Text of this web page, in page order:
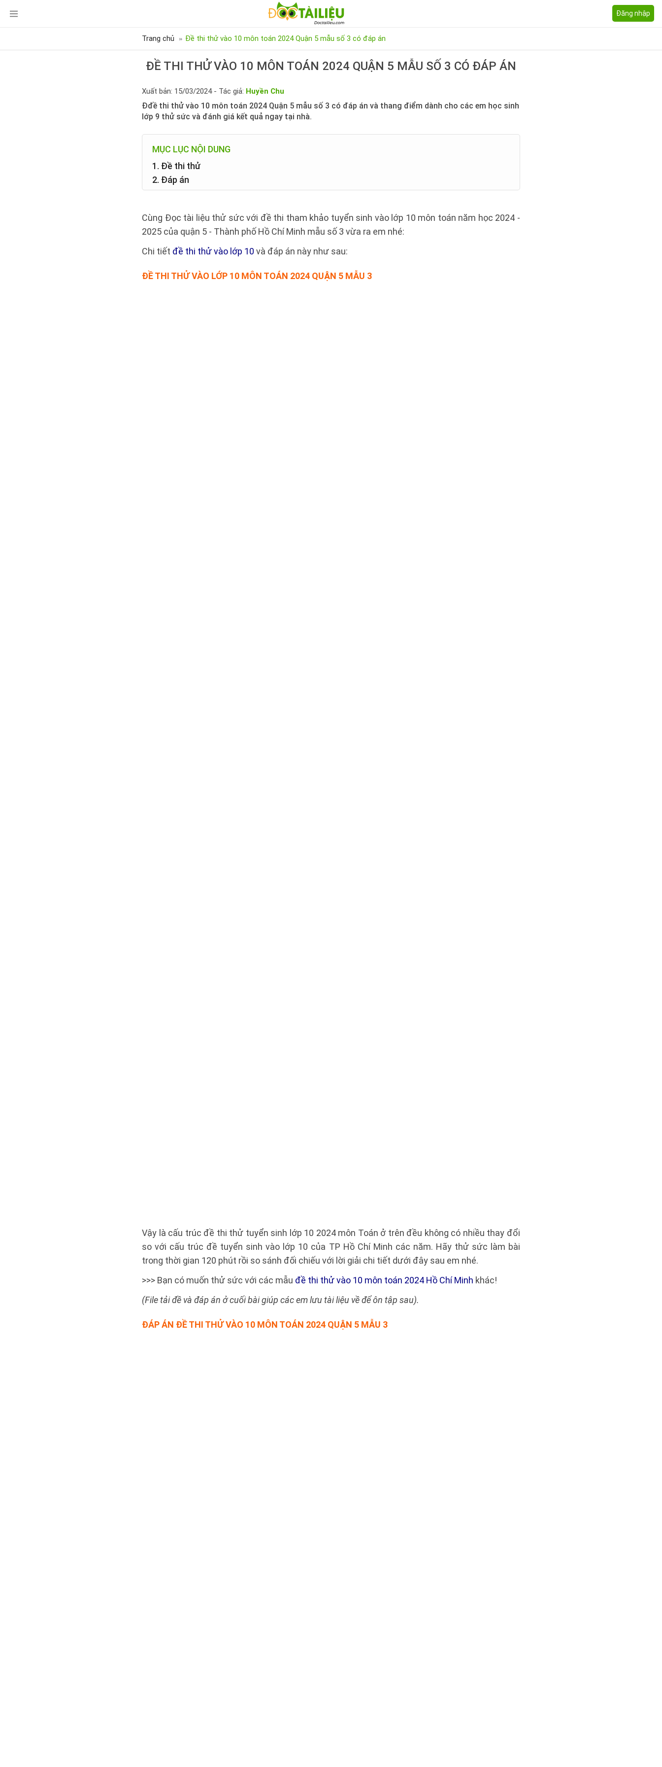
Đăng nhập
Trang chủ Đề thi thử vào 10 môn toán 2024 Quận 5 mẫu số 3 có đáp án
ĐỀ THI THỬ VÀO 10 MÔN TOÁN 2024 QUẬN 5 MẪU SỐ 3 CÓ ĐÁP ÁN
Xuất bản: 15/03/2024 - Tác giả: Huyền Chu
Đđề thi thử vào 10 môn toán 2024 Quận 5 mẫu số 3 có đáp án và thang điểm dành cho các em học sinh
lớp 9 thử sức và đánh giá kết quả ngay tại nhà.
MỤC LỤC NỘI DUNG
1. Đề thi thử
2. Đáp án
Cùng Đọc tài liệu thử sức với đề thi tham khảo tuyển sinh vào lớp 10 môn toán năm học 2024 -
2025 của quận 5 - Thành phố Hồ Chí Minh mẫu số 3 vừa ra em nhé:
Chi tiết đề thi thử vào lớp 10 và đáp án này như sau:
ĐỀ THI THỬVÀO LỚP 10 MÔN TOÁN 2024 QUẬN 5 MẪU 3
Vậy là cấu trúc đề thi thử tuyển sinh lớp 10 2024 môn Toán ở trên đều không có nhiều thay đổi
so với cấu trúc đề tuyển sinh vào lớp 10 của TP Hồ Chí Minh các năm. Hãy thử sức làm bài
trong thời gian 120 phút rồi so sánh đối chiếu với lời giải chi tiết dưới đây sau em nhé.
>>> Bạn có muốn thử sức với các mẫu đề thi thử vào 10 môn toán 2024 Hồ Chí Minh khác!
(File tải đề và đáp án ở cuối bài giúp các em lưu tài liệu về để ôn tập sau).
ĐÁP ÁN ĐỀ THI THỬ VÀO 10 MÔN TOÁN 2024 QUẬN 5 MẪU 3